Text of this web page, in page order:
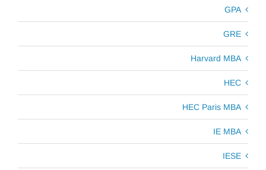
GPA
GRE
Harvard MBA
HEC
HEC Paris MBA
IE MBA
IESE